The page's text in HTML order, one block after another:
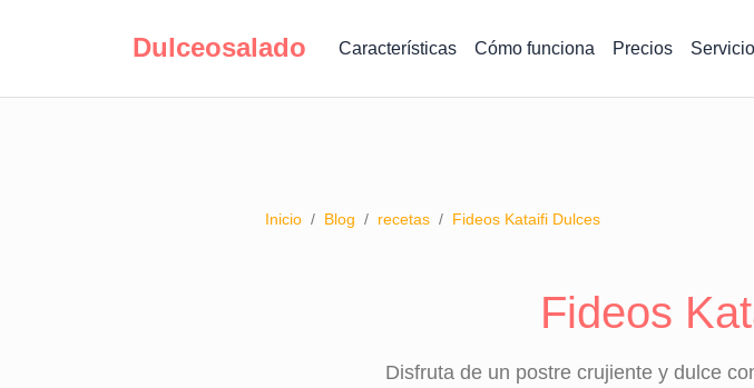
Dulceosalado Características Cómo funciona Precios
Inicio / Blog / recetas / Fideos Kataifi Dulces
Fideos
Disfruta de un postre crujiente y dulce